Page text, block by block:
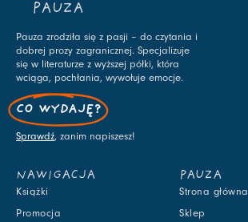
PAUZA
Pauza zrodziła się z pasji – do czytania i
dobrej prozy zagranicznej. Specjalizuje
się w literaturze z wyższej półki, która
wciąga, pochłania, wywołuje emocje.
CO WYDAJĘ?
Sprawdź, zanim napiszesz!
NAWIGACJA
Książki
Promocja
PAUZA
Strona główna
Sklep